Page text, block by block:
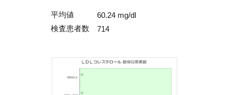
平均値
60.24 mg/dl
検査患者数
714